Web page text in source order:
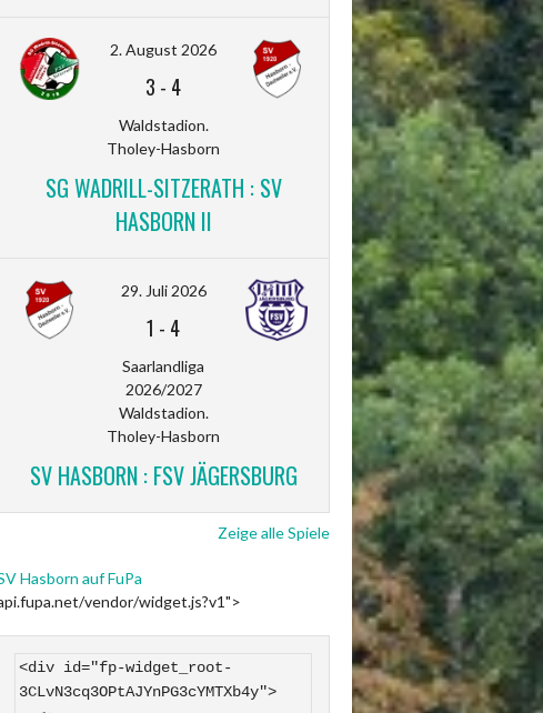
2. August 2026
3 - 4
Waldstadion.
Tholey-Hasborn
SG WADRILL-SITZERATH : SV
HASBORN II
29. Juli 2026
1 - 4
Saarlandliga
2026/2027
Waldstadion.
Tholey-Hasborn
SV HASBORN : FSV JÄGERSBURG
Zeige alle Spiele
Hasborn auf FuPa
vendor/widget.js?v1">
<div id="fp-widget_root-
3CLvN3cq3OPtAJYnPG3cYMTXb4y">